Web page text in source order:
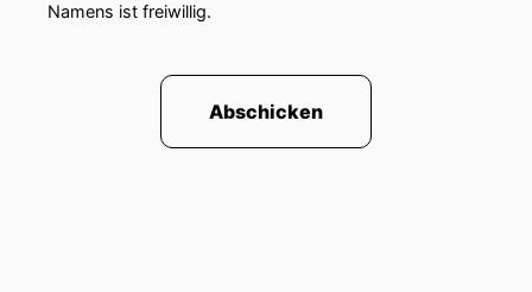
Namens ist freiwillig.
Abschicken